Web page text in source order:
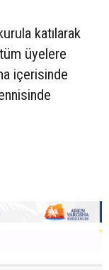
katılarak
üyelere
içerisinde